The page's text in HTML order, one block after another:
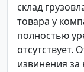
склад
товара у
полностью
извинения